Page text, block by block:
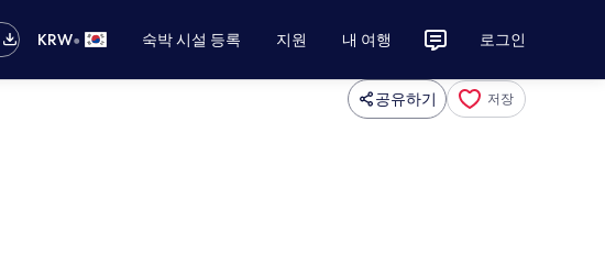
KRW• 숙박 시설 등록 지원 내 여행 로그인
공유하기 저장